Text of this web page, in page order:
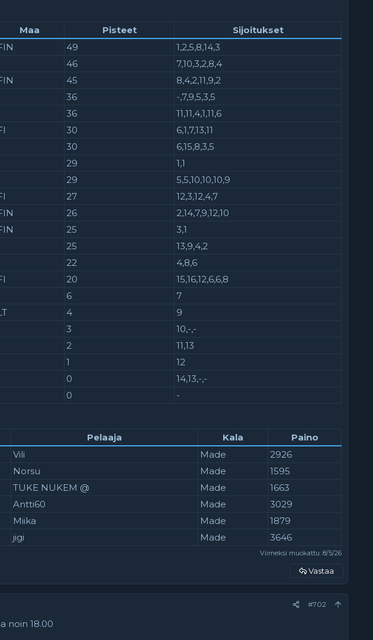
Maa Pisteet
Sijoitukset
49
1,2,5,8,14,3
46
7,10,3,2,8,4
45
8,4,2,11,9,2
36
-,7,9,5,3,5
36
11,11,4,1,11,6
30
6,1,7,13,11
30
6,15,8,3,5
29
1,1
29
5,5,10,10,10,9
27
12,3,12,4,7
26
2,14,7,9,12,10
25
3,1
25
13,9,4,2
22
4,8,6
20
15,16,12,6,6,8
6
7
4
9
3
10,-,-
2
11,13
1
12
0
14,13,-,-
0 -
Pelaaja Kala
Paino
Vili Made
2926
Norsu Made
1595
TUKE NUKEM @ Made
1663
Antti60 Made
3029
Miika Made
1879
jigi Made 3646
Viimeksi muokattu: 8/5/26
Vastaa
#702
noin 18.00